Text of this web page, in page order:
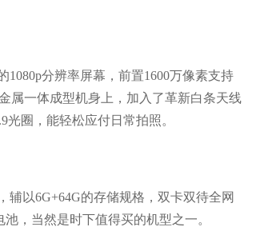
分辨率屏幕，前置1600万像素支持
属一体成型机身上，加入了革新白条天线
光圈，能轻松应付日常拍照。
辅以6G+64G的存储规格，双卡双待全网
，当然是时下值得买的机型之一。